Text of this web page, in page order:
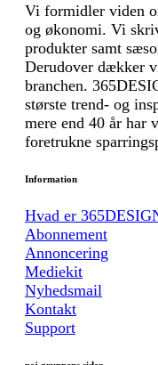
Vi formidler viden
og økonomi. Vi
produkter samt
Derudover dækker
branchen.
største trend- og
mere end 40 år har
foretrukne
Information
Hvad er
Abonnement
Annoncering
Mediekit
Nyhedsmail
Kontakt
Support